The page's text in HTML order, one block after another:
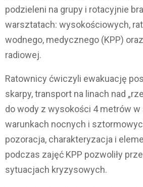
podzieleni na grupy i rotacyjnie
warsztatach: wysokościowych,
wodnego, medycznego (KPP)
radiowej.
Ratownicy ćwiczyli ewakuację
skarpy, transport na linach nad
do wody z wysokości 4 metrów
warunkach nocnych i
pozoracja, charakteryzacja i
podczas zajęć KPP pozwoliły
sytuacjach kryzysowych.